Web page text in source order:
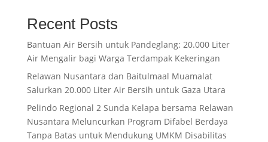
Recent Posts
Bantuan Air Bersih untuk Pandeglang: 20.000 Liter
Air Mengalir bagi Warga Terdampak Kekeringan
Relawan Nusantara dan Baitulmaal Muamalat
Salurkan 20.000 Liter Air Bersih untuk Gaza Utara
Pelindo Regional 2 Sunda Kelapa bersama Relawan
Nusantara Meluncurkan Program Difabel Berdaya
Tanpa Batas untuk Mendukung UMKM Disabilitas